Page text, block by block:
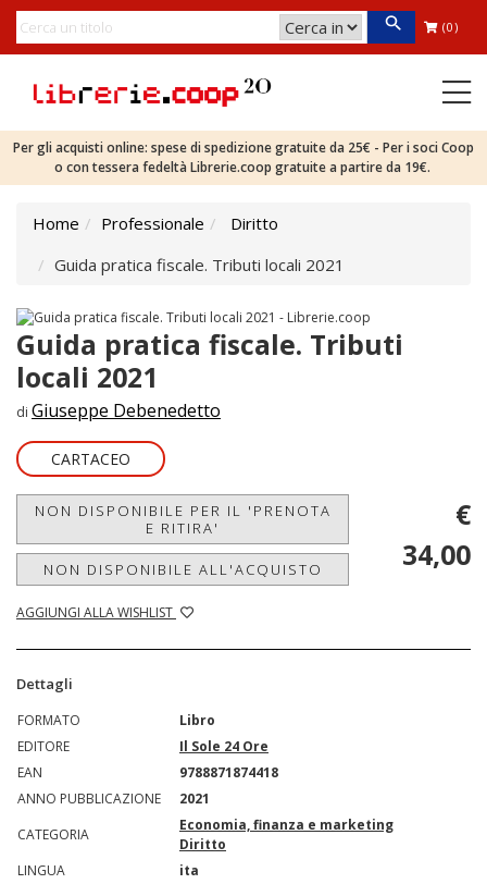
(0)
Per gli acquisti online: spese di spedizione gratuite da 25€ - Per i soci Coop
o con tessera fedeltà Librerie.coop gratuite a partire da 19€.
Home Professionale
Diritto
Guida pratica fiscale. Tributi locali 2021
Guida pratica fiscale. Tributi
locali 2021
di Giuseppe Debenedetto
CARTACEO
NON DISPONIBILE PER IL 'PRENOTA
E RITIRA'
NON DISPONIBILE ALL'ACQUISTO
AGGIUNGI ALLA WISHLIST
€
34,00
Dettagli
FORMATO
Libro
EDITORE
Il Sole 24 Ore
EAN
9788871874418
ANNO PUBBLICAZIONE
2021
CATEGORIA
Economia, finanza e marketing
Diritto
LINGUA
ita